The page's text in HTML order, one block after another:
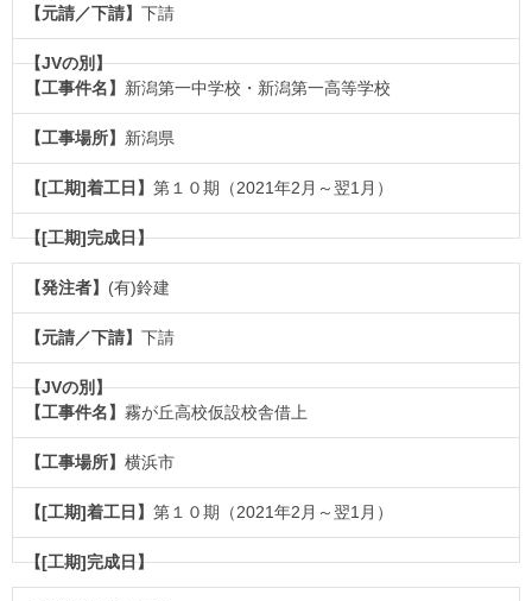
下請
新潟第一中学校・新潟第一高等学校
新潟県
第１０期（2021年2月～翌1月）
(有)鈴建
下請
霧が丘高校仮設校舎借上
横浜市
第１０期（2021年2月～翌1月）